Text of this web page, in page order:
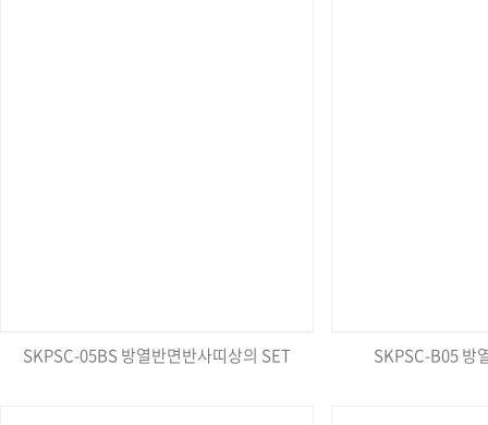
SKPSC-05BS 방열반면반사띠상의 SET SKPSC-B05 방